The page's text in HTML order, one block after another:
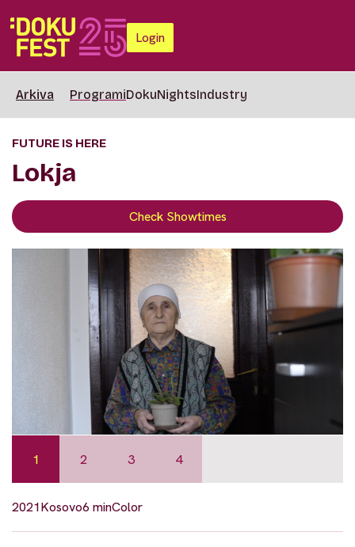
Login
Arkiva ProgramiDokuNightsIndustry
FUTURE IS HERE
Lokja
Check Showtimes
1 2 3 4
2021Kosovo6 minColor